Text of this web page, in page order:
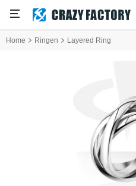
Home Ringen Layered Ring